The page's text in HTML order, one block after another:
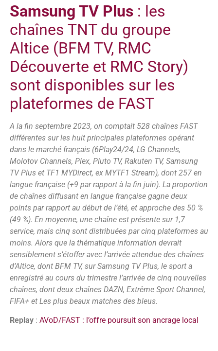
Samsung TV Plus : les
chaînes TNT du groupe
Altice (BFM TV, RMC
Découverte et RMC Story)
sont disponibles sur les
plateformes de FAST
A la fin septembre 2023, on comptait 528 chaînes FAST
différentes sur les huit principales plateformes opérant
dans le marché français (6Play24/24, LG Channels,
Molotov Channels, Plex, Pluto TV, Rakuten TV, Samsung
TV Plus et TF1 MYDirect, ex MYTF1 Stream), dont 257 en
langue française (+9 par rapport à la fin juin). La proportion
de chaînes diffusant en langue française gagne deux
points par rapport au début de l’été, et approche des 50 %
(49 %). En moyenne, une chaîne est présente sur 1,7
service, mais cinq sont distribuées par cinq plateformes au
moins. Alors que la thématique information devrait
sensiblement s’étoffer avec l’arrivée attendue des chaînes
d’Altice, dont BFM TV, sur Samsung TV Plus, le sport a
enregistré au cours du trimestre l’arrivée de cinq nouvelles
chaînes, dont deux chaînes DAZN, Extrême Sport Channel,
FIFA+ et Les plus beaux matches des bleus.
Replay : AVoD/FAST : l’offre poursuit son ancrage local